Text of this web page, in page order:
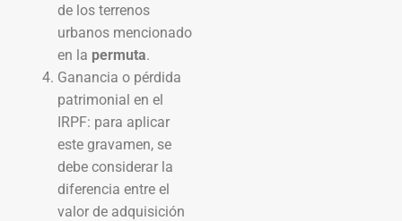
de los terrenos
urbanos mencionado
en la permuta.
Ganancia o pérdida
patrimonial en el
IRPF: para aplicar
este gravamen, se
debe considerar la
diferencia entre el
valor de adquisición